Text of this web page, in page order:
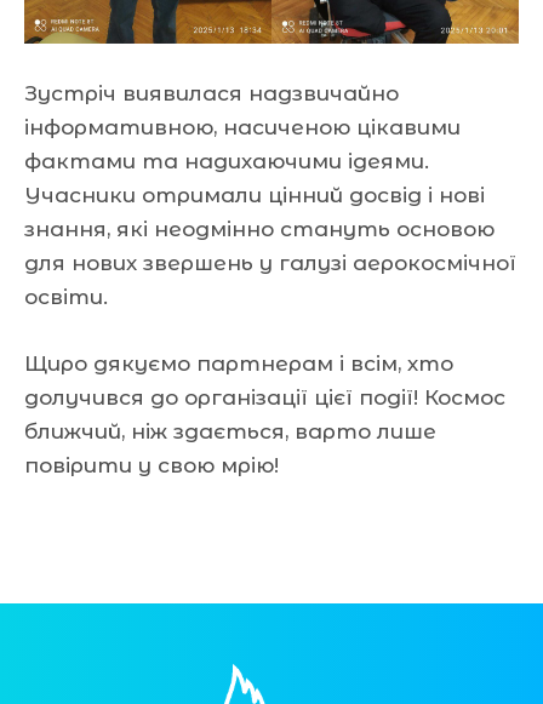
Зустріч виявилася надзвичайно
інформативною, насиченою цікавими
фактами та надихаючими ідеями.
Учасники отримали цінний досвід і нові
знання, які неодмінно стануть основою
для нових звершень у галузі аерокосмічної
освіти.
Щиро дякуємо партнерам і всім, хто
долучився до організації цієї події! Космос
ближчий, ніж здається, варто лише
повірити у свою мрію!